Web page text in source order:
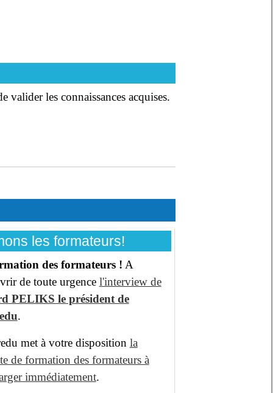
valider les connaissances acquises.
les formateurs!
des formateurs ! A
de toute urgence l'interview de
PELIKS le président de
.
met à votre disposition la
de formation des formateurs à
immédiatement.